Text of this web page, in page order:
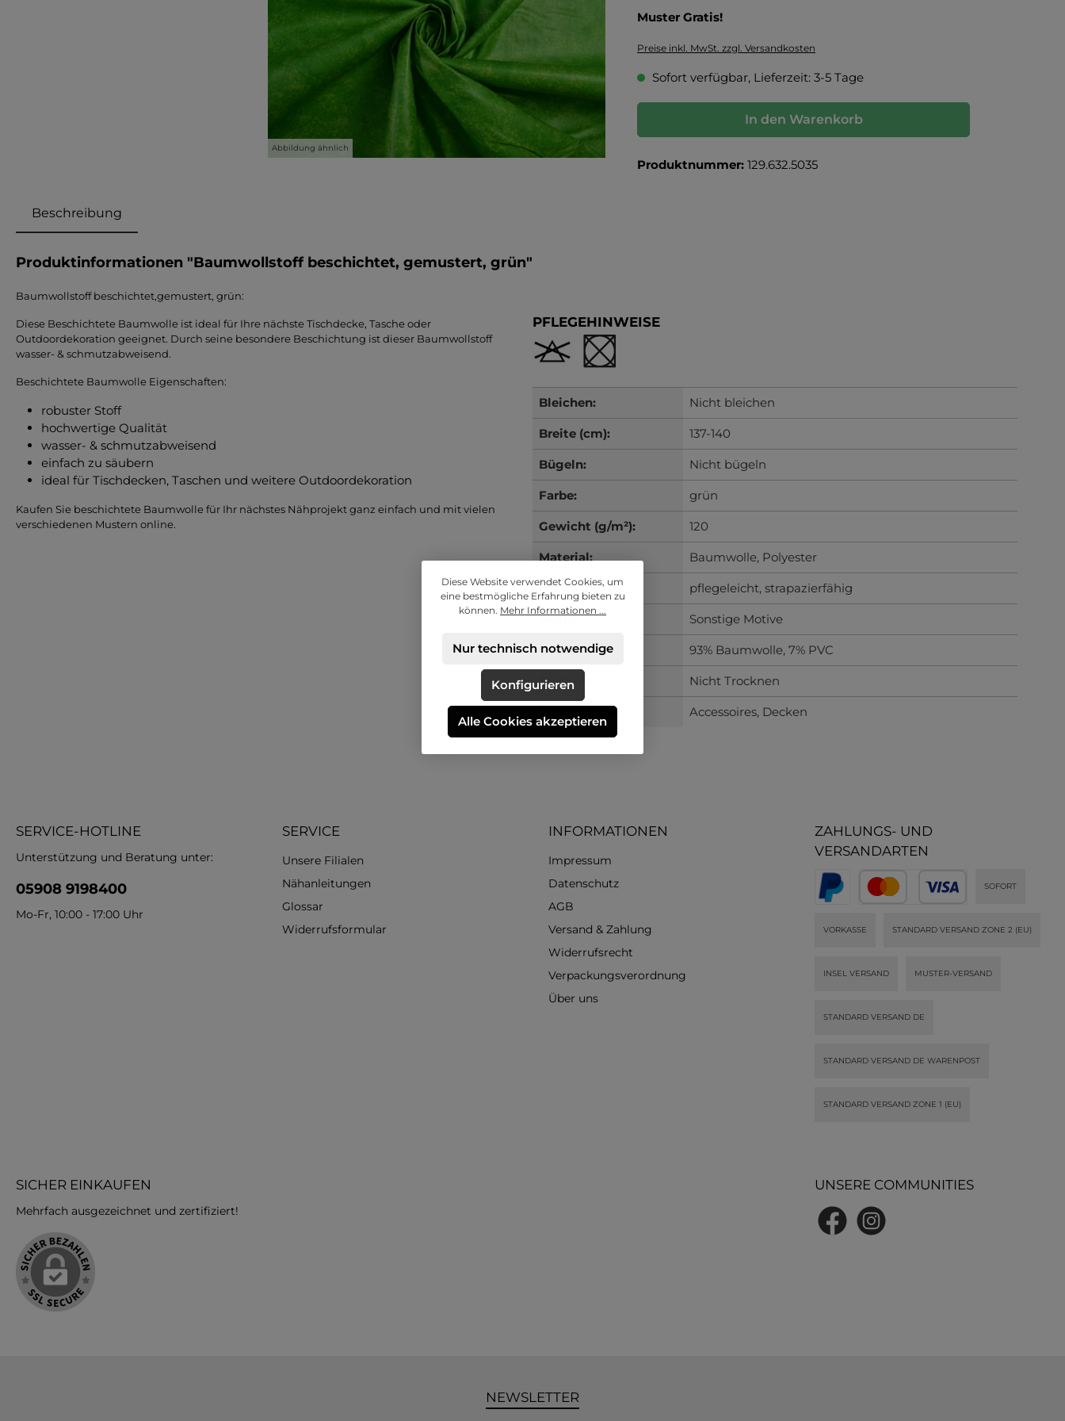
Abbildung ähnlich
Muster Gratis!
Preise inkl. MwSt. zzgl. Versandkosten
Sofort verfügbar, Lieferzeit: 3-5 Tage
In den Warenkorb
Produktnummer: 129.632.5035
Beschreibung
Produktinformationen "Baumwollstoff beschichtet, gemustert, grün"
Baumwollstoff beschichtet,gemustert, grün:
Diese Beschichtete Baumwolle ist ideal für Ihre nächste Tischdecke, Tasche oder
Outdoordekoration geeignet. Durch seine besondere Beschichtung ist dieser Baumwollstoff
wasser- & schmutzabweisend.
Beschichtete Baumwolle Eigenschaften:
robuster Stoff
hochwertige Qualität
wasser- & schmutzabweisend
einfach zu säubern
ideal für Tischdecken, Taschen und weitere Outdoordekoration
Kaufen Sie beschichtete Baumwolle für Ihr nächstes Nähprojekt ganz einfach und mit vielen
verschiedenen Mustern online.
PFLEGEHINWEISE
Bleichen: Nicht bleichen
Breite (cm): 137-140
Bügeln: Nicht bügeln
Farbe: grün
Gewicht (g/m²): 120
Material: Baumwolle, Polyester
Merkmale: pflegeleicht, strapazierfähig
Motiv: Sonstige Motive
Qualität: 93% Baumwolle, 7% PVC
Trocknen: Nicht Trocknen
Verwendung: Accessoires, Decken
SERVICE-HOTLINE
Unterstützung und Beratung unter:
05908 9198400
Mo-Fr, 10:00 - 17:00 Uhr
SERVICE
Unsere Filialen
Nähanleitungen
Glossar
Widerrufsformular
INFORMATIONEN
Impressum
Datenschutz
AGB
Versand & Zahlung
Widerrufsrecht
Verpackungsverordnung
Über uns
ZAHLUNGS- UND
VERSANDARTEN
SOFORT
VORKASSE STANDARD VERSAND ZONE 2 (EU)
INSEL VERSAND MUSTER-VERSAND
STANDARD VERSAND DE
STANDARD VERSAND DE WARENPOST
STANDARD VERSAND ZONE 1 (EU)
SICHER EINKAUFEN
Mehrfach ausgezeichnet und zertifiziert!
UNSERE COMMUNITIES
FacebookInstagram
NEWSLETTER
Diese Website verwendet Cookies, um
eine bestmögliche Erfahrung bieten zu
können. Mehr Informationen ...
Nur technisch notwendige
Konfigurieren
Alle Cookies akzeptieren